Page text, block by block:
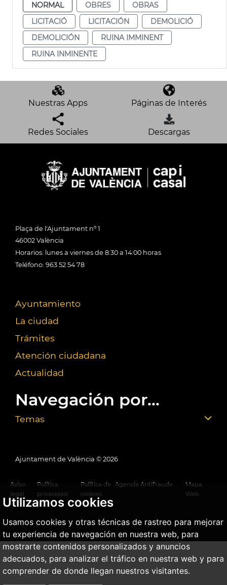
Utilizamos cookies
Usamos cookies y otras técnicas de rastreo para mejorar
tu experiencia de navegación en nuestra web, para
mostrarte contenidos personalizados y anuncios
adecuados, para analizar el tráfico en nuestra web y para
comprender de donde llegan nuestros visitantes.
NORMAL
OBRES
OBRAS
LICITACIÓ
LICITACIÓN
DEMOLICIÓ
DEMOLICIÓN
RUINA IMMINENT
RUINA INMINENTE
Nuestras Apps Páginas de Interés
Redes Sociales Descargas
Plaça de l'Ajuntament nº 1
46002 València
Horarios: lunes a viernes de 8:30 a 14:00 horas
Teléfono: 963 52 54 78
Ayuntamiento
La ciudad
Trámites
Atención ciudadana
Actualidad
Navegación por...
Temas
Ajuntament de València © 2026
Aviso
legal
Política
privacidad
Política de
cookies
Agencia Antifraude
Mapa
Web